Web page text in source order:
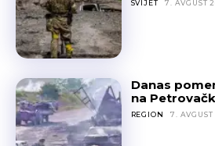
SVIJET 7. AVGUST
Danas
na
REGION 7. AVGUST